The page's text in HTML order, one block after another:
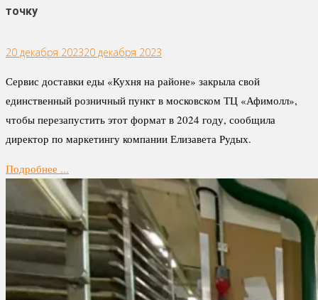
точку
20 декабря 202320 декабря 2023
Сервис доставки еды «Кухня на районе» закрыла свой
единственный розничный пункт в московском ТЦ «Афимолл»,
чтобы перезапустить этот формат в 2024 году, сообщила
директор по маркетингу компании Елизавета Рудых.
Подробнее ...